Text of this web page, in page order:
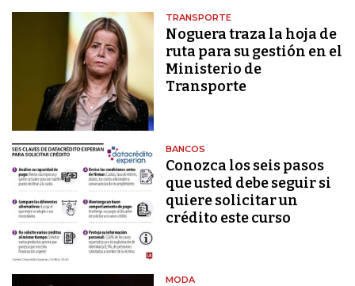
TRANSPORTE
Noguera traza la hoja de
ruta para su gestión en el
Ministerio de
Transporte
BANCOS
Conozca los seis pasos
que usted debe seguir si
quiere solicitar un
crédito este curso
MODA